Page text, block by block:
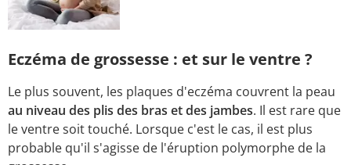
Eczéma de grossesse : et sur le ventre ?
Le plus souvent, les plaques d'eczéma couvrent la peau
au niveau des plis des bras et des jambes. Il est rare que
le ventre soit touché. Lorsque c'est le cas, il est plus
probable qu'il s'agisse de l'éruption polymorphe de la